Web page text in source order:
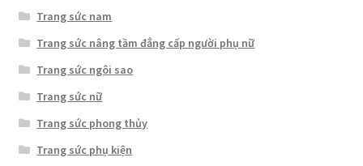
Trang sức nam
Trang sức nâng tầm đẳng cấp người phụ nữ
Trang sức ngôi sao
Trang sức nữ
Trang sức phong thủy
Trang sức phụ kiện